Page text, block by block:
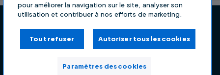
Politique de confidentialité
Conditions générales
Mode de paiement
Conditions d'utilisation
pour améliorer la navigation sur le site, analyser son
utilisation et contribuer à nos efforts de marketing.
Tout refuser Autoriser tous les cookies
Paramètres des cookies